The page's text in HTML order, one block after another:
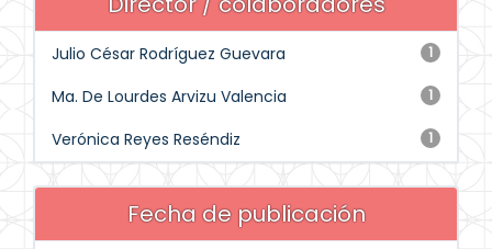
1
Julio César Rodríguez Guevara
1
Ma. De Lourdes Arvizu Valencia
1
Verónica Reyes Reséndiz
Fecha de publicación